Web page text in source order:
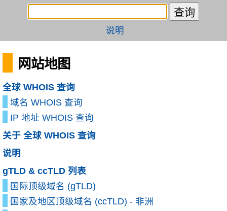
说明
网站地图
全球 WHOIS 查询
域名 WHOIS 查询
IP 地址 WHOIS 查询
关于 全球 WHOIS 查询
说明
gTLD & ccTLD 列表
国际顶级域名 (gTLD)
国家及地区顶级域名 (ccTLD) - 非洲